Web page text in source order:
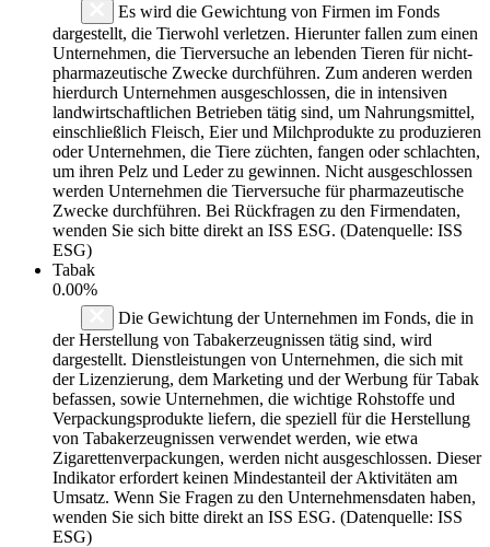
Es wird die Gewichtung von Firmen im Fonds
dargestellt, die Tierwohl verletzen. Hierunter fallen zum einen
Unternehmen, die Tierversuche an lebenden Tieren für nicht-
pharmazeutische Zwecke durchführen. Zum anderen werden
hierdurch Unternehmen ausgeschlossen, die in intensiven
landwirtschaftlichen Betrieben tätig sind, um Nahrungsmittel,
einschließlich Fleisch, Eier und Milchprodukte zu produzieren
oder Unternehmen, die Tiere züchten, fangen oder schlachten,
um ihren Pelz und Leder zu gewinnen. Nicht ausgeschlossen
werden Unternehmen die Tierversuche für pharmazeutische
Zwecke durchführen. Bei Rückfragen zu den Firmendaten,
wenden Sie sich bitte direkt an ISS ESG. (Datenquelle: ISS
ESG)
Tabak
0.00%
Die Gewichtung der Unternehmen im Fonds, die in
der Herstellung von Tabakerzeugnissen tätig sind, wird
dargestellt. Dienstleistungen von Unternehmen, die sich mit
der Lizenzierung, dem Marketing und der Werbung für Tabak
befassen, sowie Unternehmen, die wichtige Rohstoffe und
Verpackungsprodukte liefern, die speziell für die Herstellung
von Tabakerzeugnissen verwendet werden, wie etwa
Zigarettenverpackungen, werden nicht ausgeschlossen. Dieser
Indikator erfordert keinen Mindestanteil der Aktivitäten am
Umsatz. Wenn Sie Fragen zu den Unternehmensdaten haben,
wenden Sie sich bitte direkt an ISS ESG. (Datenquelle: ISS
ESG)